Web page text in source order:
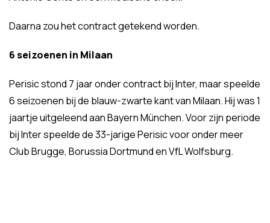
Daarna zou het contract getekend worden.
6 seizoenen in Milaan
Perisic stond 7 jaar onder contract bij Inter, maar speelde
6 seizoenen bij de blauw-zwarte kant van Milaan. Hij was 1
jaartje uitgeleend aan Bayern München. Voor zijn periode
bij Inter speelde de 33-jarige Perisic voor onder meer
Club Brugge, Borussia Dortmund en VfL Wolfsburg.